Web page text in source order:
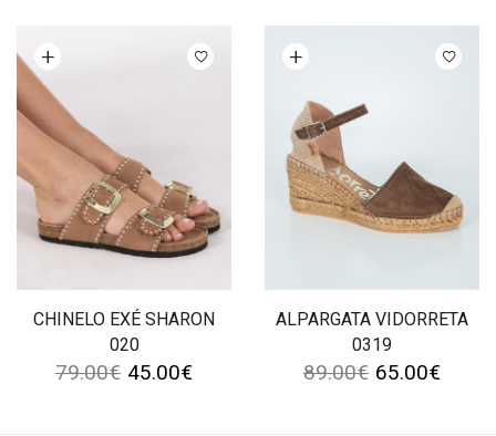
CHINELO EXÉ SHARON
020
opções
79.00€ 45.00€
ALPARGATA VIDORRETA
0319
Ver opções
89.00€ 65.00€